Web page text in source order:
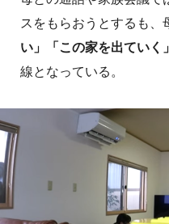
スをもらおうとするも、
い」「この家を出ていく」
線となっている。